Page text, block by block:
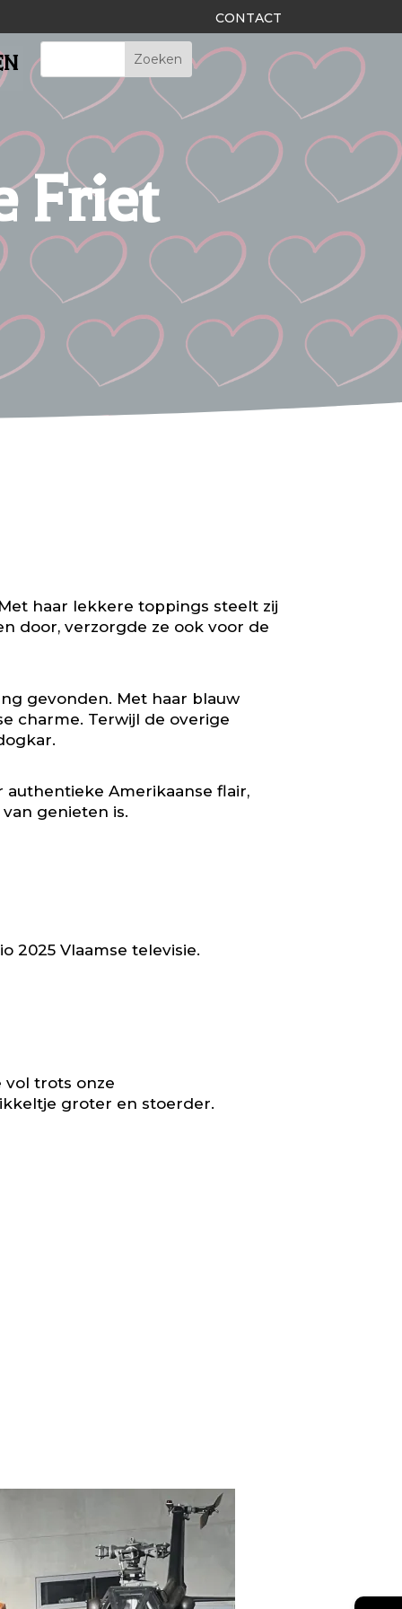
CONTACT
Friet
haar lekkere toppings steelt zij
door, verzorgde ze ook voor de
gevonden. Met haar blauw
charme. Terwijl de overige
authentieke Amerikaanse flair,
genieten is.
2025 Vlaamse televisie.
vol trots onze
groter en stoerder.